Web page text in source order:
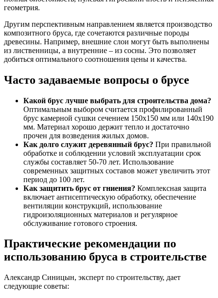
геометрия.
Другим перспективным направлением является производство
композитного бруса, где сочетаются различные породы
древесины. Например, внешние слои могут быть выполнены
из лиственницы, а внутренние – из сосны. Это позволяет
добиться оптимального соотношения цены и качества.
Часто задаваемые вопросы о брусе
Какой брус лучше выбрать для строительства дома?
Оптимальным выбором считается профилированный
брус камерной сушки сечением 150х150 мм или 140х190
мм. Материал хорошо держит тепло и достаточно
прочен для возведения жилых домов.
Как долго служит деревянный брус? При правильной
обработке и соблюдении условий эксплуатации срок
службы составляет 50-70 лет. Использование
современных защитных составов может увеличить этот
период до 100 лет.
Как защитить брус от гниения? Комплексная защита
включает антисептическую обработку, обеспечение
вентиляции конструкций, использование
гидроизоляционных материалов и регулярное
обслуживание готового строения.
Практические рекомендации по
использованию бруса в строительстве
Александр Синицын, эксперт по строительству, дает
следующие советы: